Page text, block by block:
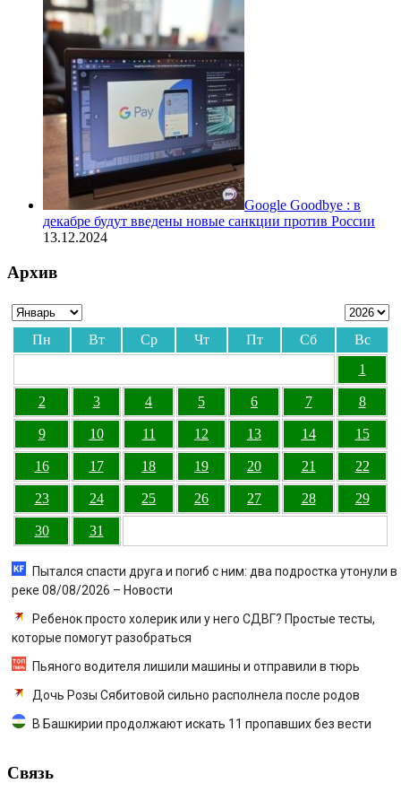
Google Goodbye : в
декабре будут введены новые санкции против России
13.12.2024
Архив
Пн Вт Ср Чт Пт Сб
Вс
1
2 3 4 5 6 7 8
9 10 11 12 13 14 15
16 17 18 19 20 21 22
23 24 25 26 27 28 29
30 31
Пытался спасти друга и погиб с ним: два подростка утонули в
реке 08/08/2026 – Новости
Ребенок просто холерик или у него СДВГ? Простые тесты,
которые помогут разобраться
Пьяного водителя лишили машины и отправили в тюрь
Дочь Розы Сябитовой сильно располнела после родов
В Башкирии продолжают искать 11 пропавших без вести
Связь